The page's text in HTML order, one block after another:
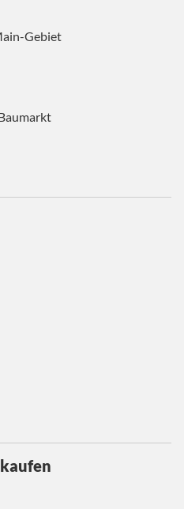
Gebiet